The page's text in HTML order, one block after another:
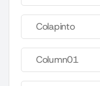
Colapinto
Column01